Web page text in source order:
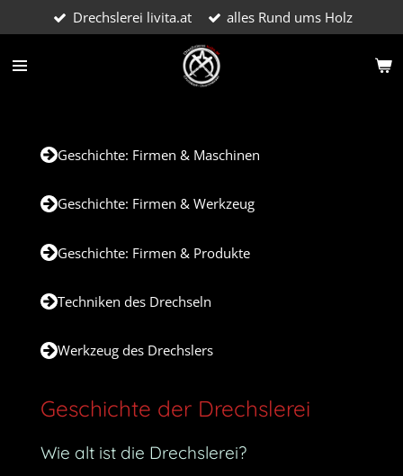
Hauptinhalt
springen
Drechslerei livita.at alles Rund ums Holz
Geschichte: Firmen & Maschinen
Geschichte: Firmen & Werkzeug
Geschichte: Firmen & Produkte
Techniken des Drechseln
Werkzeug des Drechslers
Geschichte der Drechslerei
Wie alt ist die Drechslerei?